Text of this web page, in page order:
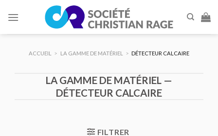
ACCUEIL > LA GAMME DE MATÉRIEL > DÉTECTEUR CALCAIRE
LA GAMME DE MATÉRIEL —
DÉTECTEUR CALCAIRE
FILTRER